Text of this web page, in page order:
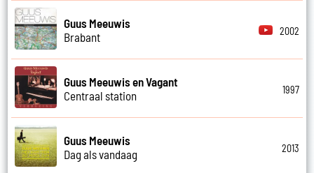
Guus Meeuwis
Brabant
2002
Guus Meeuwis en Vagant
Centraal station
1997
Guus Meeuwis
Dag als vandaag
2013